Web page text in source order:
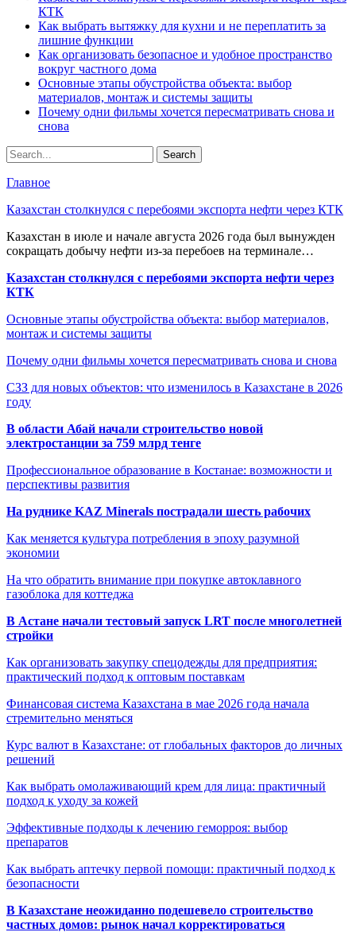
КТК
Как выбрать вытяжку для кухни и не переплатить за
лишние функции
Как организовать безопасное и удобное пространство
вокруг частного дома
Основные этапы обустройства объекта: выбор
материалов, монтаж и системы защиты
Почему одни фильмы хочется пересматривать снова и
снова
Главное
Казахстан столкнулся с перебоями экспорта нефти через КТК
Казахстан в июле и начале августа 2026 года был вынужден
сокращать добычу нефти из-за перебоев на терминале…
Казахстан столкнулся с перебоями экспорта нефти через
КТК
Основные этапы обустройства объекта: выбор материалов,
монтаж и системы защиты
Почему одни фильмы хочется пересматривать снова и снова
СЗЗ для новых объектов: что изменилось в Казахстане в 2026
году
В области Абай начали строительство новой
электростанции за 759 млрд тенге
Профессиональное образование в Костанае: возможности и
перспективы развития
На руднике KAZ Minerals пострадали шесть рабочих
Как меняется культура потребления в эпоху разумной
экономии
На что обратить внимание при покупке автоклавного
газоблока для коттеджа
В Астане начали тестовый запуск LRT после многолетней
стройки
Как организовать закупку спецодежды для предприятия:
практический подход к оптовым поставкам
Финансовая система Казахстана в мае 2026 года начала
стремительно меняться
Курс валют в Казахстане: от глобальных факторов до личных
решений
Как выбрать омолаживающий крем для лица: практичный
подход к уходу за кожей
Эффективные подходы к лечению геморроя: выбор
препаратов
Как выбрать аптечку первой помощи: практичный подход к
безопасности
В Казахстане неожиданно подешевело строительство
частных домов: рынок начал корректироваться